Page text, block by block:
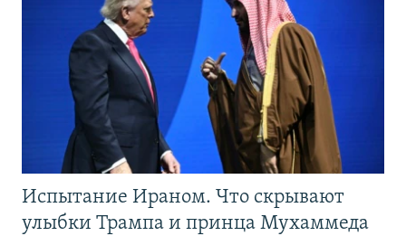
Испытание Ираном. Что скрывают
улыбки Трампа и принца Мухаммеда